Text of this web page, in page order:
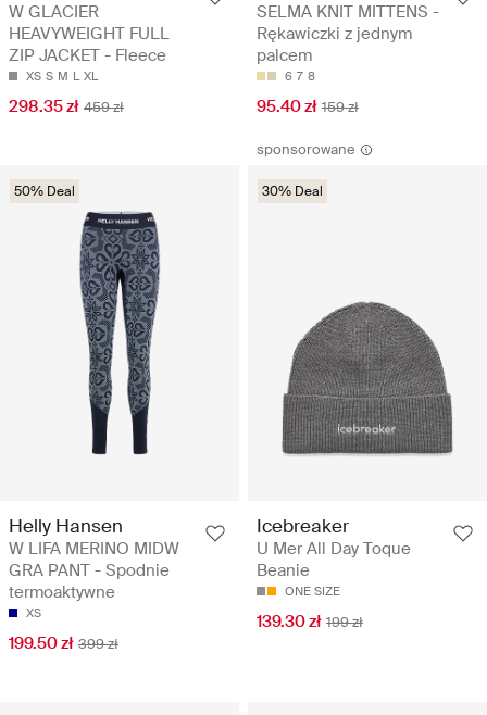
W GLACIER
HEAVYWEIGHT FULL
ZIP JACKET - Fleece
XS S M L XL
298.35 zł 459 zł
SELMA KNIT MITTENS -
Rękawiczki z jednym
palcem
6 7 8
95.40 zł 159 zł
50% Deal
Helly Hansen
W LIFA MERINO MIDW
GRA PANT - Spodnie
termoaktywne
XS
199.50 zł 399 zł
sponsorowane
30% Deal
Icebreaker
U Mer All Day Toque
Beanie
ONE SIZE
139.30 zł 199 zł